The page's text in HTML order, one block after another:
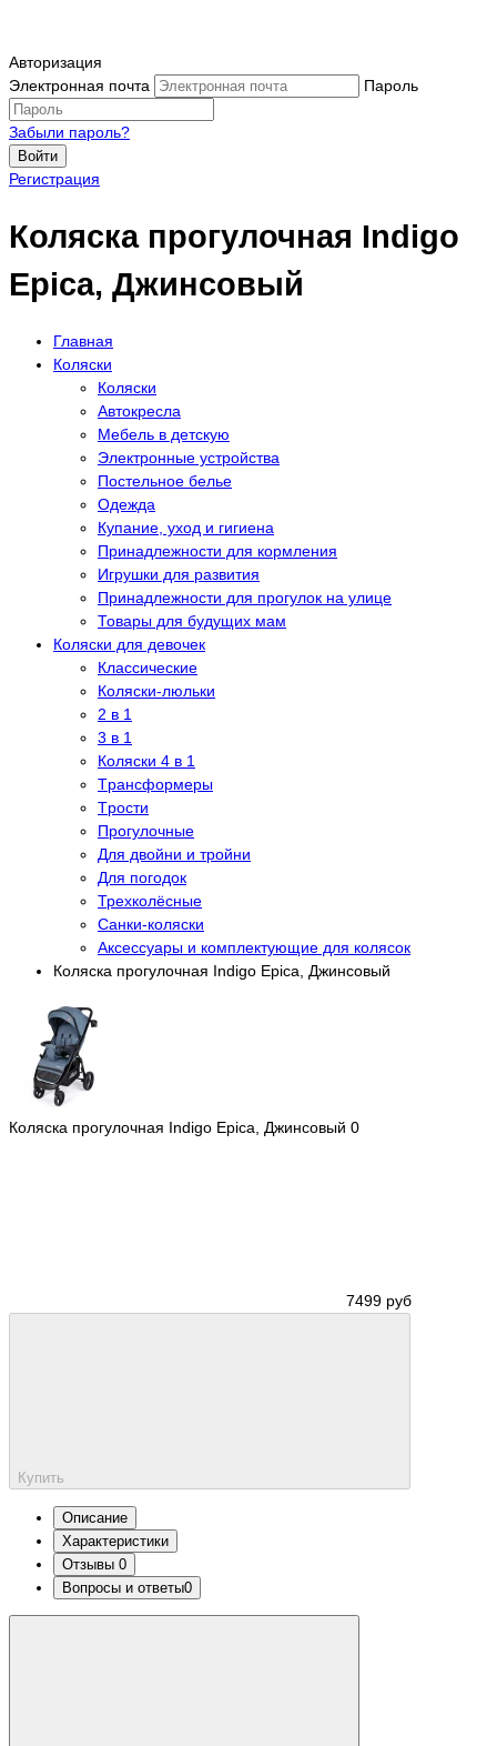
Авторизация
Электронная почта
Пароль
Забыли пароль?
Войти
Регистрация
Коляска прогулочная Indigo
Epica, Джинсовый
Главная
Коляски
Коляски
Автокресла
Мебель в детскую
Электронные устройства
Постельное белье
Одежда
Купание, уход и гигиена
Принадлежности для кормления
Игрушки для развития
Принадлежности для прогулок на улице
Товары для будущих мам
Коляски для девочек
Классические
Коляски-люльки
2 в 1
3 в 1
Коляски 4 в 1
Tрансформеры
Tрости
Прогулочные
Для двойни и тройни
Для погодок
Трехколёсные
Санки-коляски
Аксессуары и комплектующие для колясок
Коляска прогулочная Indigo Epica, Джинсовый
Коляска прогулочная Indigo Epica, Джинсовый 0
7499 руб
Купить
Описание
Характеристики
Отзывы 0
Вопросы и ответы0